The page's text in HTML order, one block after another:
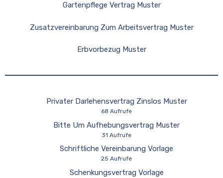
Gartenpflege Vertrag Muster
Zusatzvereinbarung Zum Arbeitsvertrag Muster
Erbvorbezug Muster
Privater Darlehensvertrag Zinslos Muster
68 Aufrufe
Bitte Um Aufhebungsvertrag Muster
31 Aufrufe
Schriftliche Vereinbarung Vorlage
25 Aufrufe
Schenkungsvertrag Vorlage